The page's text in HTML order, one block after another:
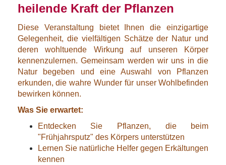
heilende Kraft der Pflanzen
Diese Veranstaltung bietet Ihnen die einzigartige
Gelegenheit, die vielfältigen Schätze der Natur und
deren wohltuende Wirkung auf unseren Körper
kennenzulernen. Gemeinsam werden wir uns in die
Natur begeben und eine Auswahl von Pflanzen
erkunden, die wahre Wunder für unser Wohlbefinden
bewirken können.
Was Sie erwartet:
Entdecken Sie Pflanzen, die beim
"Frühjahrsputz" des Körpers unterstützen
Lernen Sie natürliche Helfer gegen Erkältungen
kennen